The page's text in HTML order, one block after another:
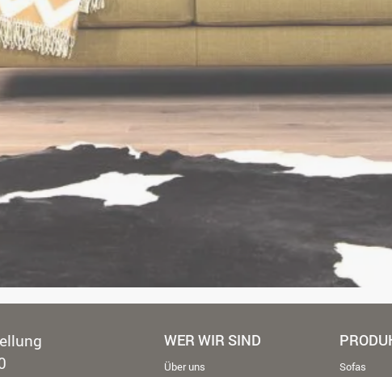
WER WIR SIND
Über uns
Sofas